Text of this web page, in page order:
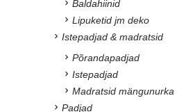
Baldahiinid
Lipuketid jm deko
Istepadjad & madratsid
Põrandapadjad
Istepadjad
Madratsid mängunurka
Padjad